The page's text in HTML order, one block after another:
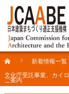
新着情報一覧
文化庁受託事業、カイ
ご案内